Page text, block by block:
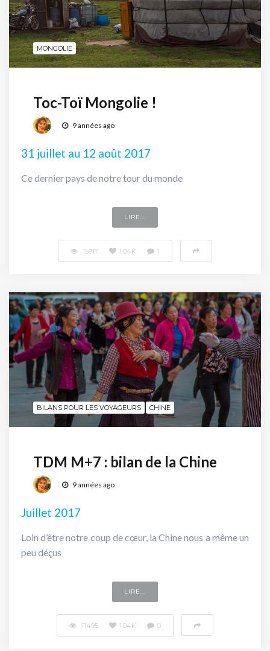
MONGOLIE
Toc-Toï Mongolie !
9 années ago
31 juillet au 12 août 2017
Ce dernier pays de notre tour du monde
LIRE...
15917 1.04K 1
BILANS POUR LES VOYAGEURS CHINE
TDM M+7 : bilan de la Chine
9 années ago
Juillet 2017
Loin d’être notre coup de cœur, la Chine nous a même un
peu déçus
LIRE...
11495 1.04K 0